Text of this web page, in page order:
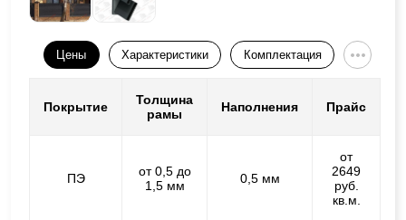
Цены Характеристики Комплектация
Покрытие
Толщина
рамы
Наполнения Прайс
ПЭ
от 0,5 до
1,5 мм
0,5 мм
от
2649
руб.
кв.м.